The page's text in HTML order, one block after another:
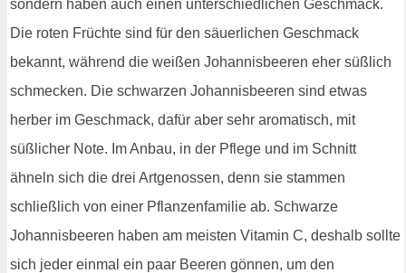
sondern haben auch einen unterschiedlichen Geschmack.
Die roten Früchte sind für den säuerlichen Geschmack
bekannt, während die weißen Johannisbeeren eher süßlich
schmecken. Die schwarzen Johannisbeeren sind etwas
herber im Geschmack, dafür aber sehr aromatisch, mit
süßlicher Note. Im Anbau, in der Pflege und im Schnitt
ähneln sich die drei Artgenossen, denn sie stammen
schließlich von einer Pflanzenfamilie ab. Schwarze
Johannisbeeren haben am meisten Vitamin C, deshalb sollte
sich jeder einmal ein paar Beeren gönnen, um den